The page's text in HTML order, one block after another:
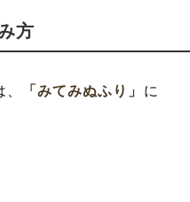
方
「みてみぬふり」 に